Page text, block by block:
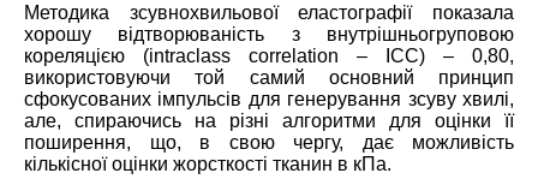
Методика зсувнохвильової еластографії показала
хорошу відтворюваність з внутрішньогруповою
кореляцією (intraclass correlation – ICC) – 0,80,
використовуючи той самий основний принцип
сфокусованих імпульсів для генерування зсуву хвилі,
але, спираючись на різні алгоритми для оцінки її
поширення, що, в свою чергу, дає можливість
кількісної оцінки жорсткості тканин в кПа.